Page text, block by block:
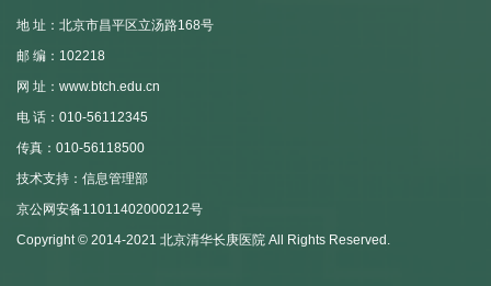
地 址：北京市昌平区立汤路168号
邮 编：102218
网 址：www.btch.edu.cn
电 话：010-56112345
传真：010-56118500
技术支持：信息管理部
京公网安备11011402000212号
Copyright © 2014-2021 北京清华长庚医院 All Rights Reserved.